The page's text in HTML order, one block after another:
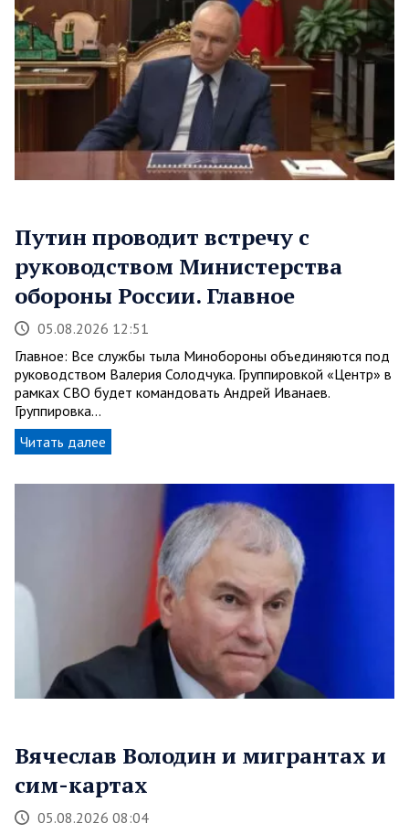
Путин проводит встречу с
руководством Министерства
обороны России. Главное
05.08.2026 12:51
Главное: Все службы тыла Минобороны объединяются под
руководством Валерия Солодчука. Группировкой «Центр» в
рамках СВО будет командовать Андрей Иванаев.
Группировка…
Читать далее
Вячеслав Володин и мигрантах и
сим-картах
05.08.2026 08:04